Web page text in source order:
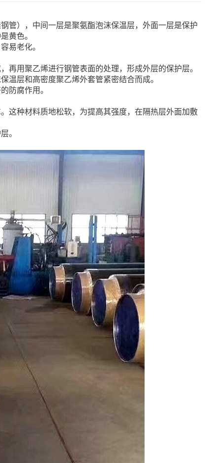
管），中间一层是聚氨酯泡沫保温层，外面一层是保护
黄色。
易老化。
再用聚乙烯进行钢管表面的处理，形成外层的保护层。
温层和高密度聚乙烯外套管紧密结合而成。
防腐作用。
这种材料质地松软，为提高其强度，在隔热层外面加敷
。